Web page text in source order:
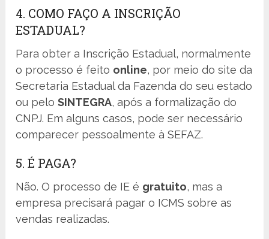
4. COMO FAÇO A INSCRIÇÃO
ESTADUAL?
Para obter a Inscrição Estadual, normalmente
o processo é feito online, por meio do site da
Secretaria Estadual da Fazenda do seu estado
ou peloSINTEGRA, após a formalização do
CNPJ. Em alguns casos, pode ser necessário
comparecer pessoalmente à SEFAZ.
5. É PAGA?
Não. O processo de IE é gratuito, mas a
empresa precisará pagar o ICMS sobre as
vendas realizadas.